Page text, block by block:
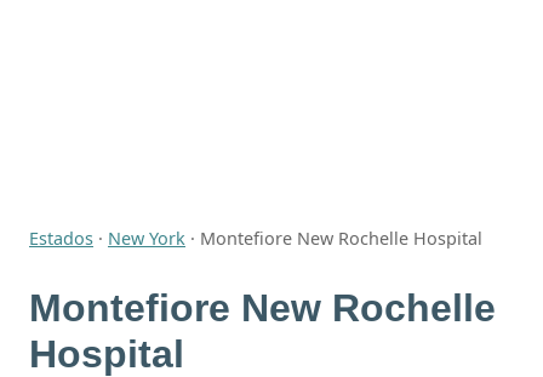
Estados · New York · Montefiore New Rochelle Hospital
Montefiore New Rochelle
Hospital